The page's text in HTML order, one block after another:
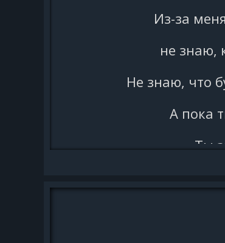
Из-за
не знаю,
Не знаю, что
А пока
Ты